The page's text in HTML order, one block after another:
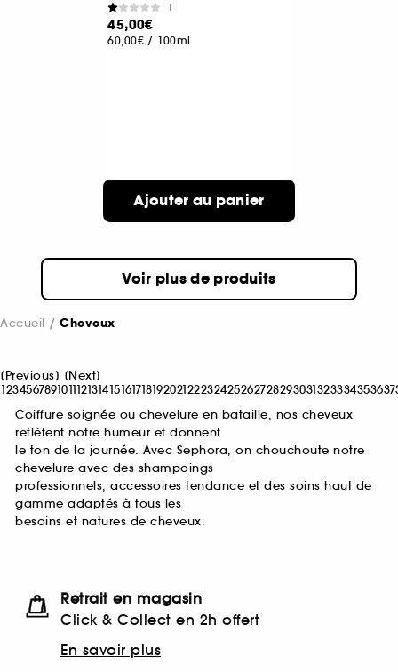
1
45,00€
60,00€ / 100ml
Ajouter au panier
Voir plus de produits
Accueil Cheveux
[Previous] [Next]
12345678910111213141516171819202122232425262728293031323334353637
Coiffure soignée ou chevelure en bataille, nos cheveux
reflètent notre humeur et donnent
le ton de la journée. Avec Sephora, on chouchoute notre
chevelure avec des shampoings
professionnels, accessoires tendance et des soins haut de
gamme adaptés à tous les
besoins et natures de cheveux.
Retrait en magasin
Click & Collect en 2h offert
En savoir plus